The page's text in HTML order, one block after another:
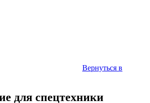
Вернуться в
для спецтехники